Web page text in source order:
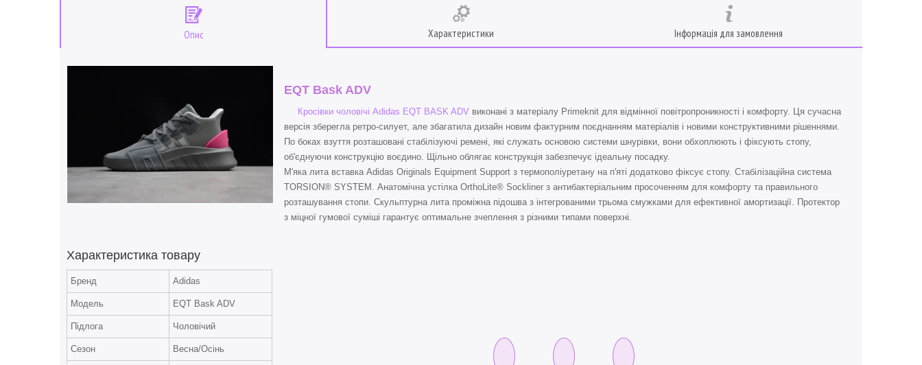
Опис Характеристики Інформація для замовлення
EQT Bask ADV
Кросівки чоловічі Adidas EQT BASK ADV виконані з матеріалу Primeknit для відмінної повітропроникності і комфорту. Ця сучасна
версія зберегла ретро-силует, але збагатила дизайн новим фактурним поєднанням матеріалів і новими конструктивними рішеннями.
По боках взуття розташовані стабілізуючі ремені, які служать основою системи шнурівки, вони обхоплюють і фіксують стопу,
об'єднуючи конструкцію воєдино. Щільно облягає конструкція забезпечує ідеальну посадку.
М'яка лита вставка Adidas Originals Equipment Support з термополіуретану на п'яті додатково фіксує стопу. Стабілізаційна система
TORSION® SYSTEM. Анатомічна устілка OrthoLite® Sockliner з антибактеріальним просоченням для комфорту та правильного
розташування стопи. Скульптурна лита проміжна підошва з інтегрованими трьома смужками для ефективної амортизації. Протектор
з міцної гумової суміші гарантує оптимальне зчеплення з різними типами поверхні.
Характеристика товару
Бренд Adidas
Модель EQT Bask ADV
Підлога Чоловічий
Сезон Весна/Осінь